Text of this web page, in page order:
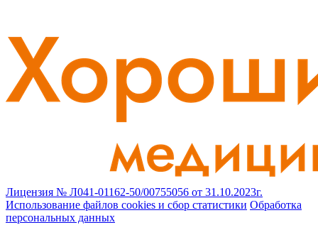
Лицензия № Л041-01162-50/00755056 от 31.10.2023г.
Использование файлов cookies и сбор статистики Обработка
персональных данных